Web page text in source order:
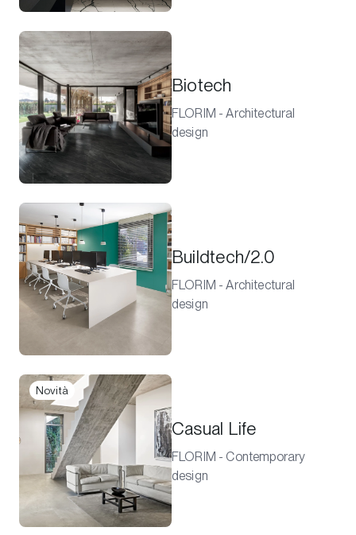
Biotech
FLORIM - Architectural
design
Buildtech/2.0
FLORIM - Architectural
design
Novità
Casual Life
FLORIM - Contemporary
design